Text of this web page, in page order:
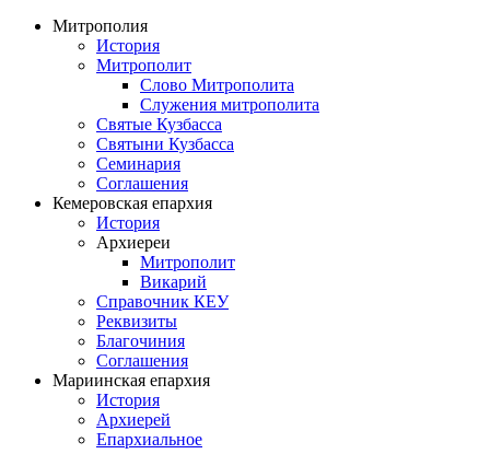
Митрополия
История
Митрополит
Слово Митрополита
Служения митрополита
Святые Кузбасса
Святыни Кузбасса
Семинария
Соглашения
Кемеровская епархия
История
Архиереи
Митрополит
Викарий
Справочник КЕУ
Реквизиты
Благочиния
Соглашения
Мариинская епархия
История
Архиерей
Епархиальное